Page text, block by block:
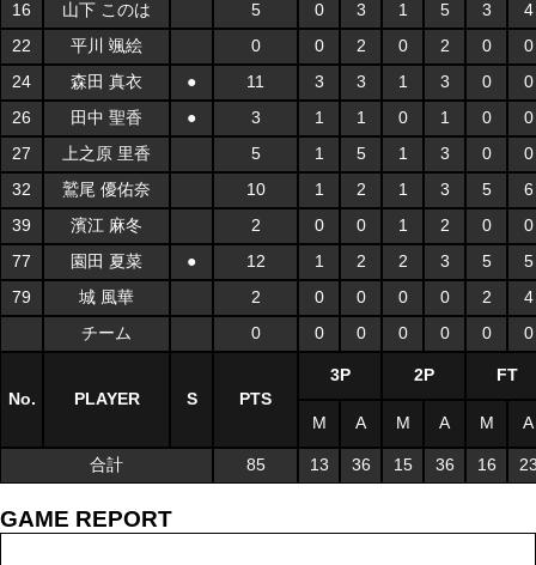
16
山下 このは 5 0 3 1 5 3
4
22
平川 颯絵 0 0 2 0 2 0
0
24
森田 真衣 ● 11 3 3 1 3 0
0
26
田中 聖香 ● 3 1 1 0 1 0
0
27
上之原 里香 5 1 5 1 3 0
0
32
鷲尾 優佑奈 10 1 2 1 3 5
6
39
濱江 麻冬 2 0 0 1 2 0
0
77
園田 夏菜 ● 12 1 2 2 3 5
5
79
城 風華 2 0 0 0 0 2
4
チーム
0 0 0 0 0 0 0
No. PLAYER S PTS
3P 2P FT
M A M A M A
合計 85 13 36 15 36 16
GAME REPORT